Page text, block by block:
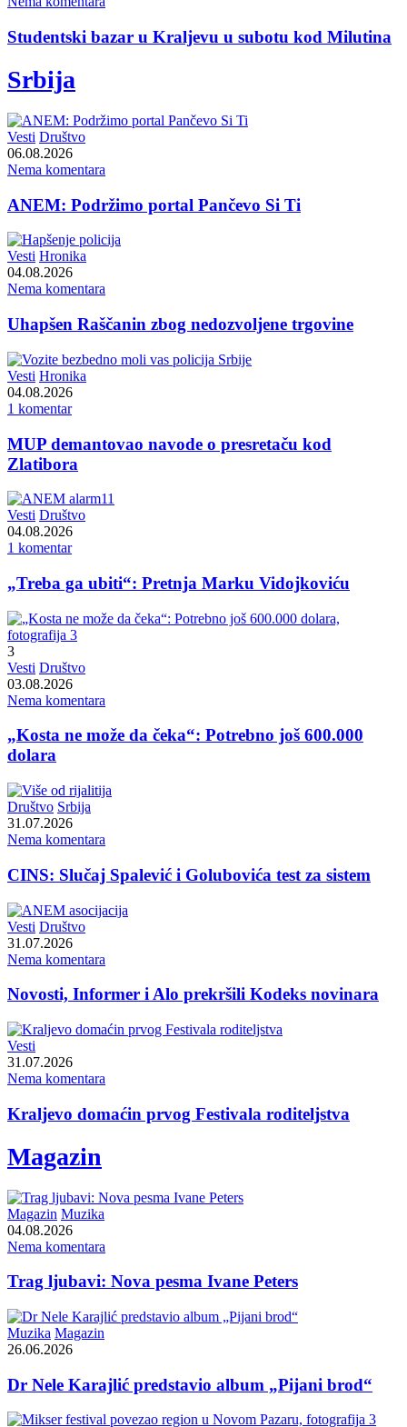
Studentski bazar u Kraljevu u subotu kod Milutina
Srbija
Vesti Društvo
06.08.2026
Nema komentara
ANEM: Podržimo portal Pančevo Si Ti
Vesti Hronika
04.08.2026
Nema komentara
Uhapšen Raščanin zbog nedozvoljene trgovine
Vesti Hronika
04.08.2026
1 komentar
MUP demantovao navode o presretaču kod
Zlatibora
Vesti Društvo
04.08.2026
1 komentar
„Treba ga ubiti“: Pretnja Marku Vidojkoviću
3
Vesti Društvo
03.08.2026
Nema komentara
„Kosta ne može da čeka“: Potrebno još 600.000
dolara
Društvo Srbija
31.07.2026
Nema komentara
CINS: Slučaj Spalević i Golubovića test za sistem
Vesti Društvo
31.07.2026
Nema komentara
Novosti, Informer i Alo prekršili Kodeks novinara
Vesti
31.07.2026
Nema komentara
Kraljevo domaćin prvog Festivala roditeljstva
Magazin
Magazin Muzika
04.08.2026
Nema komentara
Trag ljubavi: Nova pesma Ivane Peters
Muzika Magazin
26.06.2026
Dr Nele Karajlić predstavio album „Pijani brod“